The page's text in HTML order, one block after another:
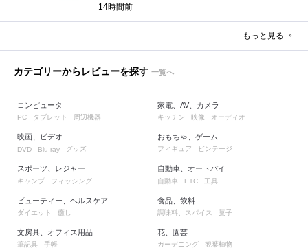
14時間前
もっと見る
カテゴリーからレビューを探す 一覧へ
コンピュータ
PC タブレット 周辺機器
映画、ビデオ
DVD Blu-ray グッズ
スポーツ、レジャー
キャンプ フィッシング
ビューティー、ヘルスケア
ダイエット 癒し
文房具、オフィス用品
筆記具 手帳
家電、AV、カメラ
キッチン 映像 オーディオ
おもちゃ、ゲーム
フィギュア ビンテージ
自動車、オートバイ
自動車 ETC 工具
食品、飲料
調味料、スパイス 菓子
花、園芸
ガーデニング 観葉植物